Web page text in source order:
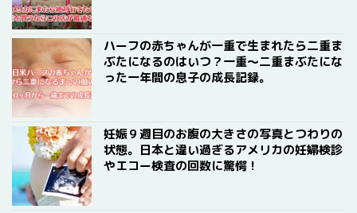
ハーフの赤ちゃんが一重で生まれたら二重ま
ぶたになるのはいつ？一重〜二重まぶたにな
った一年間の息子の成長記録。
妊娠９週目のお腹の大きさの写真とつわりの
状態。日本と違い過ぎるアメリカの妊婦検診
やエコー検査の回数に驚愕！